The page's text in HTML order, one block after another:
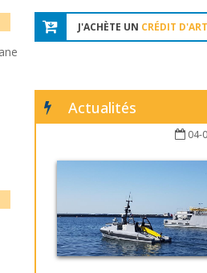
J'ACHÈTE UN CRÉDIT
Actualités
04-